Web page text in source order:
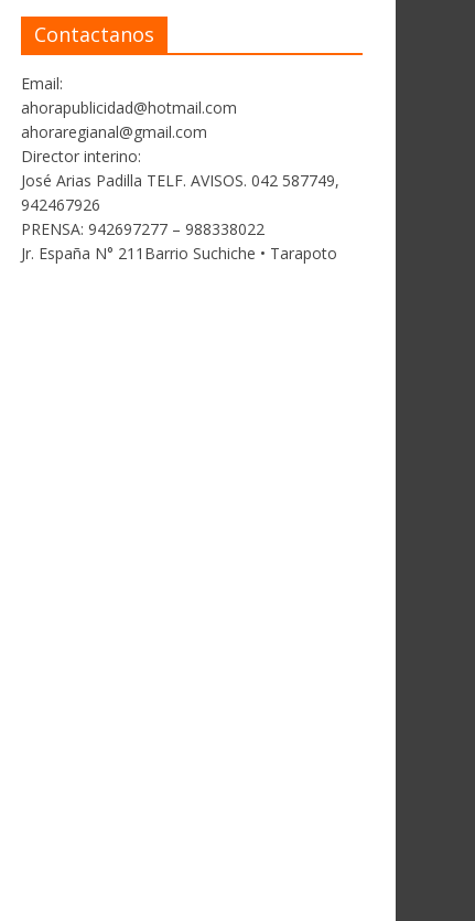
Contactanos
Email:
ahorapublicidad@hotmail.com
ahoraregianal@gmail.com
Director interino:
José Arias Padilla TELF. AVISOS. 042 587749,
942467926
PRENSA: 942697277 – 988338022
Jr. España N° 211Barrio Suchiche • Tarapoto